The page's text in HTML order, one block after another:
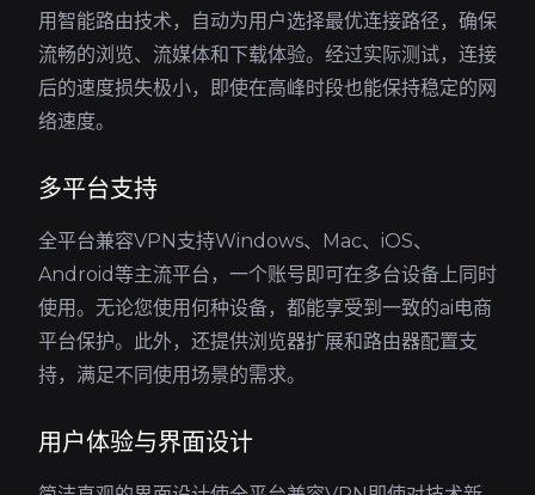
用智能路由技术，自动为用户选择最优连接路径，确保
流畅的浏览、流媒体和下载体验。经过实际测试，连接
后的速度损失极小，即使在高峰时段也能保持稳定的网
络速度。
多平台支持
全平台兼容VPN支持Windows、Mac、iOS、
Android等主流平台，一个账号即可在多台设备上同时
使用。无论您使用何种设备，都能享受到一致的ai电商
平台保护。此外，还提供浏览器扩展和路由器配置支
持，满足不同使用场景的需求。
用户体验与界面设计